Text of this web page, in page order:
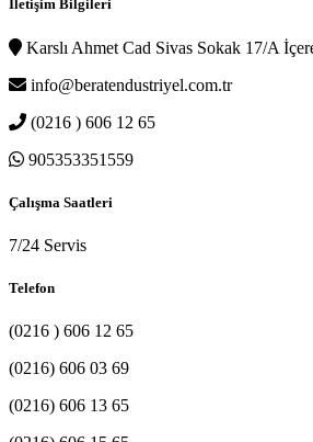
İletişim Bilgileri
Karslı Ahmet Cad Sivas Sokak 17/A
info@beratendustriyel.com.tr
(0216 ) 606 12 65
905353351559
Çalışma Saatleri
7/24 Servis
Telefon
(0216 ) 606 12 65
(0216) 606 03 69
(0216) 606 13 65